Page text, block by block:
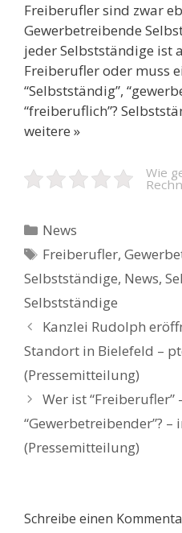
Freiberufler sind zwar
Gewerbetreibende
jeder Selbstständige ist
Freiberufler oder muss
“Selbstständig”,
“freiberuflich”?
weitere »
Wie
Kategorien
News
Schlagwörter
Freiberufler,
Selbstständige, News,
Selbstständige
Beitrags-
Navigation
Kanzlei Rudolph
Standort in Bielefeld –
(Pressemitteilung)
Wer ist “Freiberufler”
“Gewerbetreibender”? –
(Pressemitteilung)
Schreibe einen